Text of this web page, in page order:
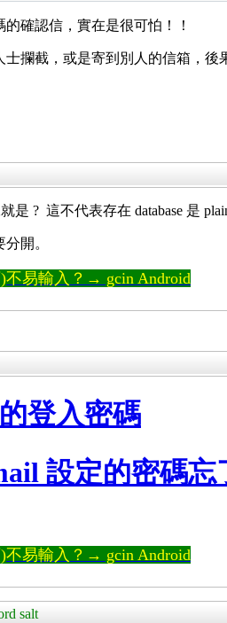
確認信，實在是很可怕！！
攔截，或是寄到別人的信箱，後
是 ? 這不代表存在 database 是
開。
不易輸入？→ gcin Android
登入密碼
設定的密碼忘
不易輸入？→ gcin Android
salt